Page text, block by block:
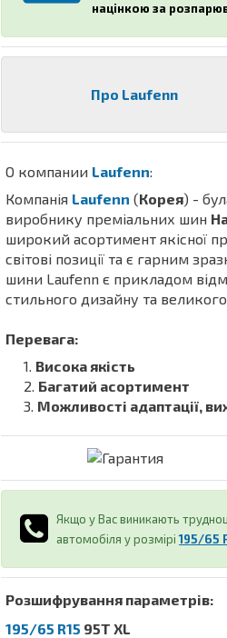
націнкою за
Про Laufenn
О компании Laufenn:
Компанія Laufenn (Корея) -
виробнику преміальних шин
широкий асортимент якісної
світові позиції та є гарним
шини Laufenn є прикладом
стильного дизайну та
Перевага:
Висока якість
Багатий асортимент
Можливості адаптації,
Якщо у Вас виникають
автомобіля у розмірі195/65
Розшифрування параметрів:
195/65 R15 95T XL